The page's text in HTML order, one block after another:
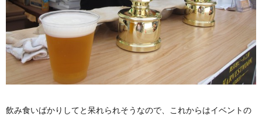
飲み食いばかりしてと呆れられそうなので、これからはイベントの